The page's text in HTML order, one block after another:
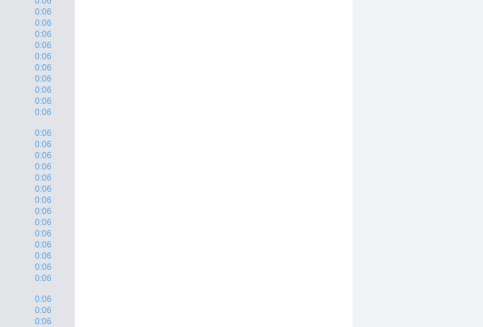
0:06
0:06
0:06
0:06
0:06
0:06
0:06
0:06
0:06
0:06
0:06
0:06
0:06
0:06
0:06
0:06
0:06
0:06
0:06
0:06
0:06
0:06
0:06
0:06
0:06
0:06
0:06